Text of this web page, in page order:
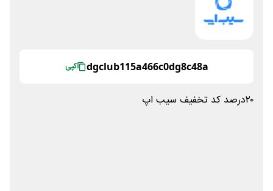
dgclub115a466c0dg8c48a کپی
۲۰درصد کد تخفیف سیب اپ